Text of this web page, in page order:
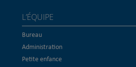
L’ÉQUIPE
Bureau
Administration
Petite enfance